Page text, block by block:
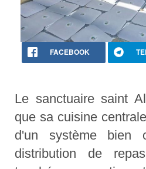
FACEBOOK
Le sanctuaire saint
que sa cuisine
d'un système bien
distribution de